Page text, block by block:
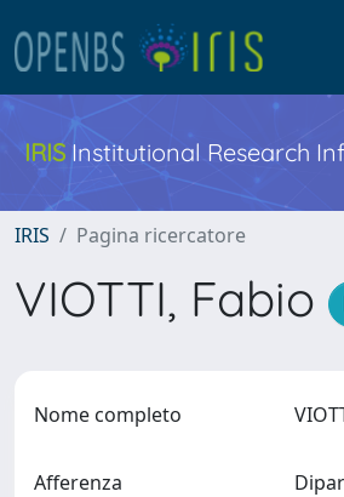
IRIS Institutional Research
IRIS Pagina ricercatore
VIOTTI, Fabio
Nome completo
Afferenza